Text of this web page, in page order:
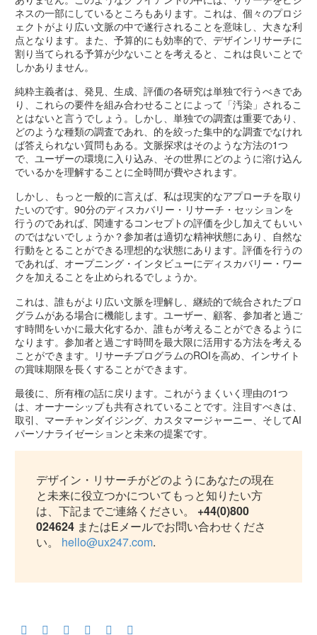
ネスの一部にしているところもあります。これは、個々のプロジ
ェクトがより広い文脈の中で遂行されることを意味し、大きな利
点となります。また、予算的にも効率的で、デザインリサーチに
割り当てられる予算が少ないことを考えると、これは良いことで
しかありません。
純粋主義者は、発見、生成、評価の各研究は単独で行うべきであ
り、これらの要件を組み合わせることによって「汚染」されるこ
とはないと言うでしょう。しかし、単独での調査は重要であり、
どのような種類の調査であれ、的を絞った集中的な調査でなけれ
ば答えられない質問もある。文脈探求はそのような方法の1つ
で、ユーザーの環境に入り込み、その世界にどのように溶け込ん
でいるかを理解することに全時間が費やされます。
しかし、もっと一般的に言えば、私は現実的なアプローチを取り
たいのです。90分のディスカバリー・リサーチ・セッションを
行うのであれば、関連するコンセプトの評価を少し加えてもいい
のではないでしょうか？参加者は適切な精神状態にあり、自然な
行動をとることができる理想的な状態にあります。評価を行うの
であれば、オープニング・インタビューにディスカバリー・ワー
クを加えることを止められるでしょうか。
これは、誰もがより広い文脈を理解し、継続的で統合されたプロ
グラムがある場合に機能します。ユーザー、顧客、参加者と過ご
す時間をいかに最大化するか、誰もが考えることができるように
なります。参加者と過ごす時間を最大限に活用する方法を考える
ことができます。リサーチプログラムのROIを高め、インサイト
の賞味期限を長くすることができます。
最後に、所有権の話に戻ります。これがうまくいく理由の1つ
は、オーナーシップも共有されていることです。注目すべきは、
取引、マーチャンダイジング、カスタマージャーニー、そしてAI
パーソナライゼーションと未来の提案です。
デザイン・リサーチがどのようにあなたの現在
と未来に役立つかについてもっと知りたい方
は、下記までご連絡ください。 +44(0)800
024624 またはEメールでお問い合わせくださ
い。 hello@ux247.com.